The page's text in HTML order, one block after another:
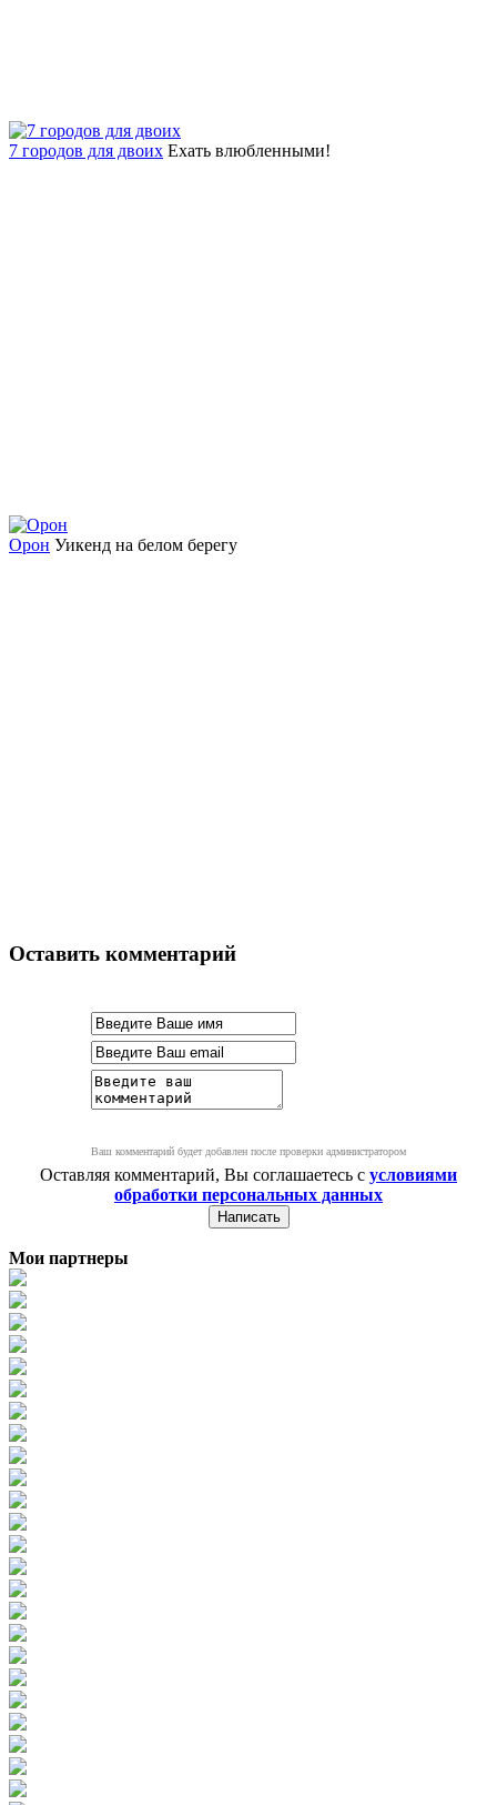
7 городов для двоих Ехать влюбленными!
Орон Уикенд на белом берегу
Оставить комментарий
Ваш комментарий будет добавлен после проверки администратором
Оставляя комментарий, Вы соглашаетесь с условиями
обработки персональных данных
Мои партнеры